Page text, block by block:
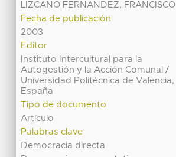
LIZCANO FERNANDEZ, FRANCISCO
Fecha de publicación
2003
Editor
Instituto Intercultural para la
Autogestión y la Acción Comunal /
Universidad Politécnica de Valencia,
España
Tipo de documento
Artículo
Palabras clave
Democracia directa